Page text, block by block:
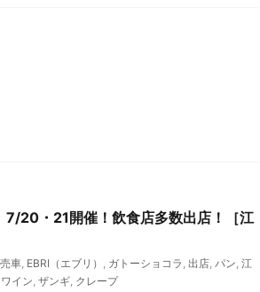
7/20・21開催！飲食店多数出店！［江
車, EBRI（エブリ） , ガトーショコラ , 出店, パン, 江
ワイン, ザンギ, クレープ